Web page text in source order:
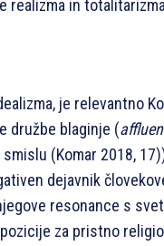
realizma in
je relevantno
družbe blaginje (
(Komar 2018,
dejavnik
resonance s
za pristno